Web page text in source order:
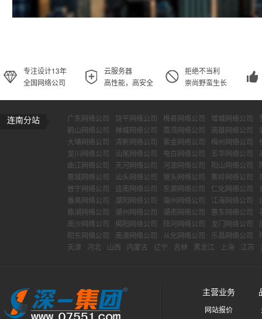
专注设计13年
全国网络公司
云服务器
高性能，高安全
拒绝不当利
崇尚野蛮生长
连南分站 广东网络公司 饶平网络公司 梅县网络公司 增城网络公司
鹤山网络公司
禅城网络公司 荔湾网络公司 南雄网络公司
大埔网络公司
清新网络公司 紫金网络公司 梅州网络公司
龙川网络公司
汕尾网络公司 电白网络公司 五华网络公司
曲江网络公司
天河网络公司 河源网络公司 阳山网络公司
惠城网络公司
汕头网络公司 坡头网络公司 蕉岭网络公司
普宁网络公司
连南网络公司 东源网络公司 仁化网络公司
番禺网络公司
潮阳网络公司 端州网络公司 江海网络公司
鼎湖网络公司
潮州网络公司 潮南网络公司 惠东网络公司
南沙网络公司
揭阳网络公司 陆河网络公司 龙门网络公司
阳东网络公司
南澳网络公司 从化网络公司 乐昌网络公司
天津
河北 山西 内蒙古 辽宁 吉林 黑龙江 上海 江苏
主营业务
网站报价